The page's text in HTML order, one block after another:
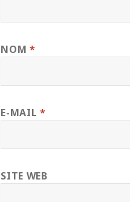
NOM *
E-MAIL *
SITE WEB